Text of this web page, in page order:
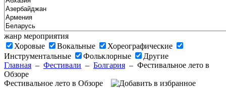
жанр мероприятия
Хоровые
Вокальные
Хореографические
Инструментальные
Фольклорные
Другие
Главная – Фестивали – Болгария – Фестивальное лето в
Обзоре
Фестивальное лето в Обзоре